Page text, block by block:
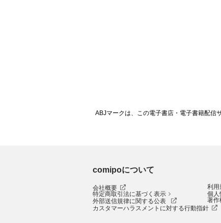
ABJマークは、この電子書店・電子書籍配信
comipoについて
会社概要
利用
特定商取引法に基づく表示
個人
外部送信規律に関する公表
著作
カスタマーハラスメントに対する行動指針